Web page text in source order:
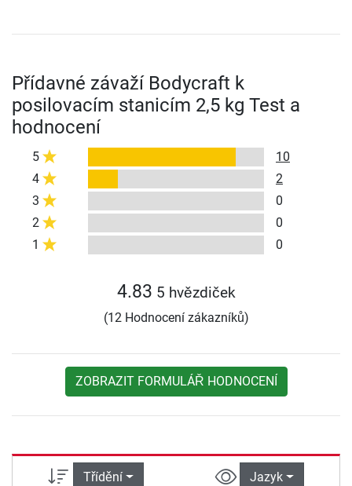
Přídavné závaží Bodycraft k
posilovacím stanicím 2,5 kg Test a
hodnocení
5
10
4
2
3
0
2
0
1
0
4.83 5 hvězdiček
(12 Hodnocení zákazníků)
ZOBRAZIT FORMULÁŘ HODNOCENÍ
Třídění Jazyk